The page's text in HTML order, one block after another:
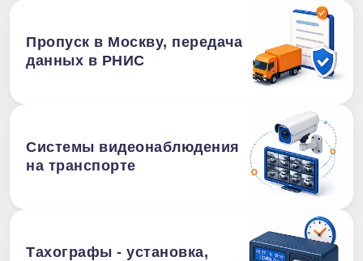
Пропуск в Москву, передача
данных в РНИС
Системы видеонаблюдения
на транспорте
Тахографы - установка,